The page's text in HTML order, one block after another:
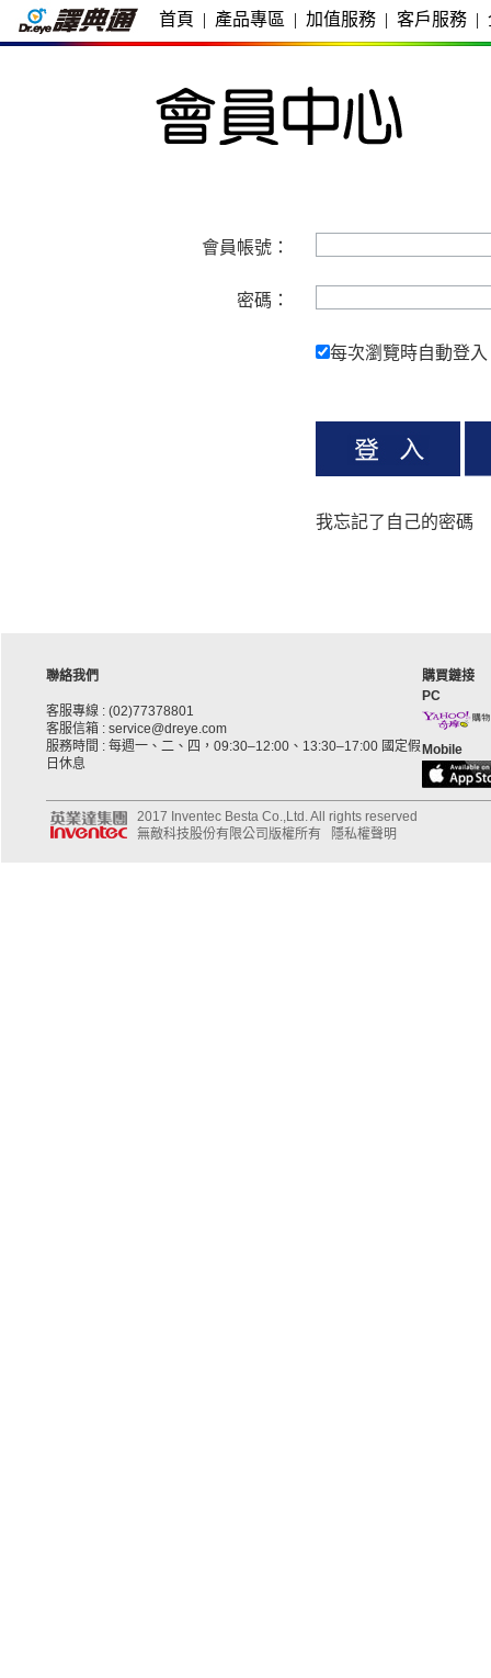
首頁 | 產品專區 | 加值服務 | 客戶服務 |
會員帳號：
密碼：
每次瀏覽時自動登入
我忘記了自己的密碼
聯絡我們
客服專線 : (02)77378801
客服信箱 : service@dreye.com
服務時間 : 每週一、二、四，09:30–12:00、13:30–17:00 國定假
日休息
購買鏈接
PC
Mobile
2017 Inventec Besta Co.,Ltd. All rights reserved
無敵科技股份有限公司版權所有
隱私權聲明